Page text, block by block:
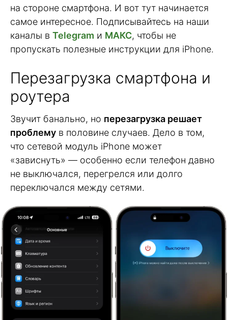
на стороне смартфона. И вот тут начинается
самое интересное. Подписывайтесь на наши
каналы в Telegram и МАКС, чтобы не
пропускать полезные инструкции для iPhone.
Перезагрузка смартфона и
роутера
Звучит банально, но перезагрузка решает
проблему в половине случаев. Дело в том,
что сетевой модуль iPhone может
«зависнуть» — особенно если телефон давно
не выключался, перегрелся или долго
переключался между сетями.